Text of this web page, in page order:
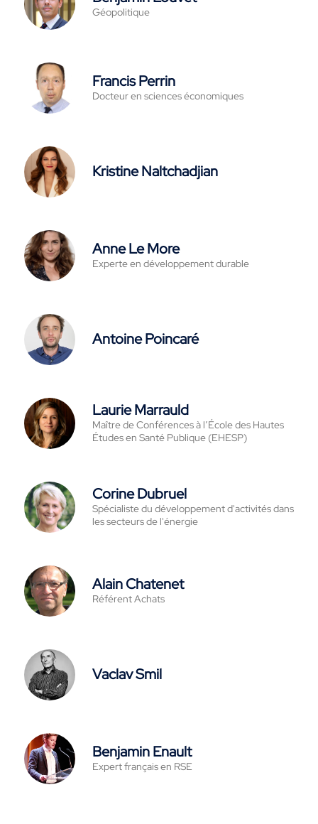
Géopolitique
Francis Perrin
Docteur en sciences économiques
Kristine Naltchadjian
Anne Le More
Experte en développement durable
Antoine Poincaré
Laurie Marrauld
Maître de Conférences à l’École des Hautes
Études en Santé Publique (EHESP)
Corine Dubruel
Spécialiste du développement d'activités dans
les secteurs de l'énergie
Alain Chatenet
Référent Achats
Vaclav Smil
Benjamin Enault
Expert français en RSE